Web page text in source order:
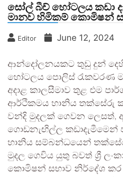
සෝල් බීච් හෝටලය කඩා
මානව හිමිකම් කොමිෂන්
Editor June 12, 2024
ආන්දෝලනයකට තුඩු දුන්
හෝටලය පොලිස් රැකවරණ
අදාළ කාලසීමාව තුළ එම
ආර්ථිකමය හානිය තක්සේරු
වන්දි මුදලක් ගෙවන
ගොඩනැඟිල්ල
හානිය සම්බන්ධයෙන්
මුදල ගෙවිය යුතු බවත් ශ්‍රී
කොමිෂන් සභාව නිර්දේශ